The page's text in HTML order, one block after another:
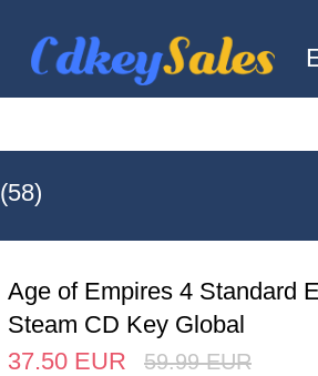
(58)
Age of Empires 4 Standard
Steam CD Key Global
37.50 EUR 59.99 EUR